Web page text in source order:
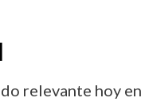
relevante hoy